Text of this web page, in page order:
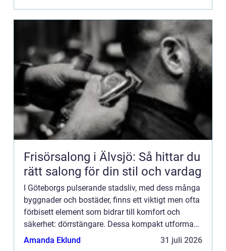
Frisörsalong i Älvsjö: Så hittar du
rätt salong för din stil och vardag
I Göteborgs pulserande stadsliv, med dess många
byggnader och bostäder, finns ett viktigt men ofta
förbisett element som bidrar till komfort och
säkerhet: dörrstängare. Dessa kompakt utformade
mekanismer är av...
Amanda Eklund 31 juli 2026